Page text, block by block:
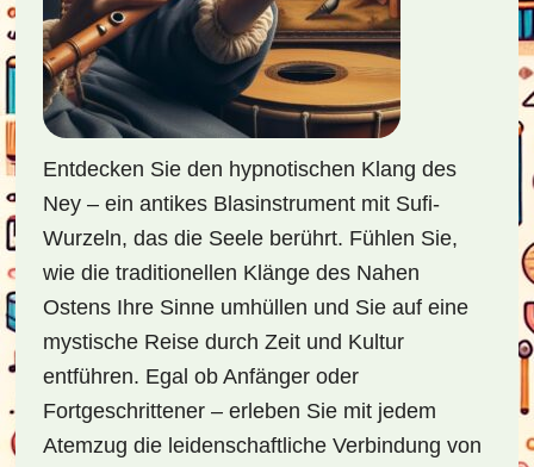
Entdecken Sie den hypnotischen Klang des
Ney – ein antikes Blasinstrument mit Sufi-
Wurzeln, das die Seele berührt. Fühlen Sie,
wie die traditionellen Klänge des Nahen
Ostens Ihre Sinne umhüllen und Sie auf eine
mystische Reise durch Zeit und Kultur
entführen. Egal ob Anfänger oder
Fortgeschrittener – erleben Sie mit jedem
Atemzug die leidenschaftliche Verbindung von